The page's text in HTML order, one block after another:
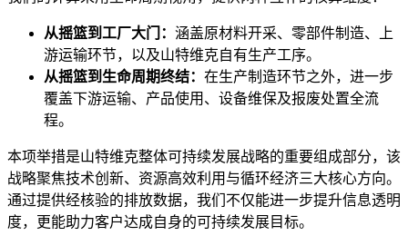
从摇篮到工厂大门： 涵盖原材料开采、零部件制造、上
游运输环节，以及山特维克自有生产工序。
从摇篮到生命周期终结： 在生产制造环节之外，进一步
覆盖下游运输、产品使用、设备维保及报废处置全流
程。
本项举措是山特维克整体可持续发展战略的重要组成部分，该
战略聚焦技术创新、资源高效利用与循环经济三大核心方向。
通过提供经核验的排放数据，我们不仅能进一步提升信息透明
度，更能助力客户达成自身的可持续发展目标。